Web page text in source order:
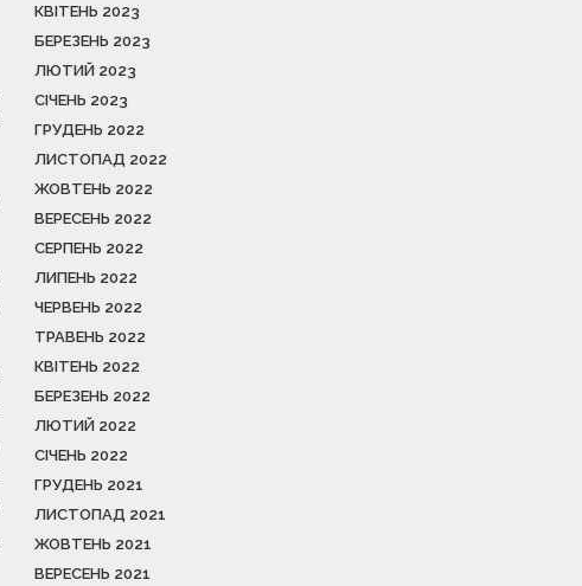
КВІТЕНЬ 2023
БЕРЕЗЕНЬ 2023
ЛЮТИЙ 2023
СІЧЕНЬ 2023
ГРУДЕНЬ 2022
ЛИСТОПАД 2022
ЖОВТЕНЬ 2022
ВЕРЕСЕНЬ 2022
СЕРПЕНЬ 2022
ЛИПЕНЬ 2022
ЧЕРВЕНЬ 2022
ТРАВЕНЬ 2022
КВІТЕНЬ 2022
БЕРЕЗЕНЬ 2022
ЛЮТИЙ 2022
СІЧЕНЬ 2022
ГРУДЕНЬ 2021
ЛИСТОПАД 2021
ЖОВТЕНЬ 2021
ВЕРЕСЕНЬ 2021